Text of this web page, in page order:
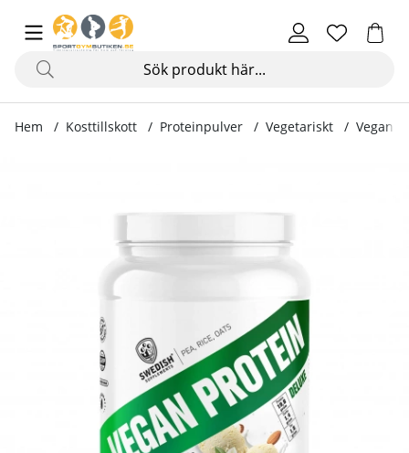
Hem Kosttillskott Proteinpulver Vegetariskt Vegan